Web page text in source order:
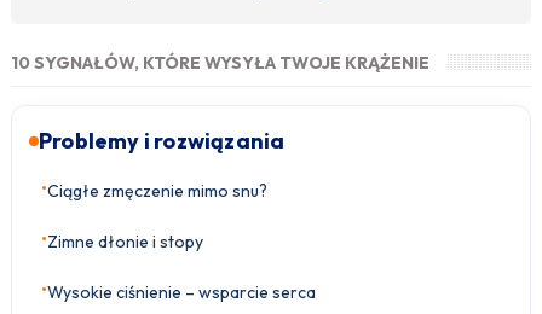
10 SYGNAŁÓW, KTÓRE WYSYŁA TWOJE KRĄŻENIE
Problemy i rozwiązania
•Ciągłe zmęczenie mimo snu?
•Zimne dłonie i stopy
•Wysokie ciśnienie – wsparcie serca